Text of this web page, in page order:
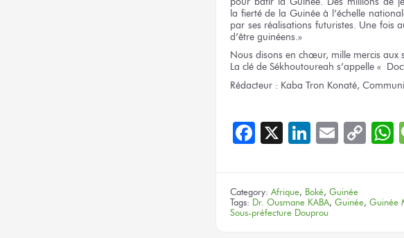
la fierté de la Guinée à l’échelle
par ses réalisations futuristes. Une fois
d’être guinéens.»
Nous disons en chœur, mille mercis aux
La clé de Sékhoutoureah s’appelle «
Rédacteur : Kaba Tron Konaté,
Facebook
X LinkedIn
Email
Category: Afrique, Boké, Guinée
Tags: Dr. Ousmane KABA, Guinée, Guinée
Sous-préfecture Douprou